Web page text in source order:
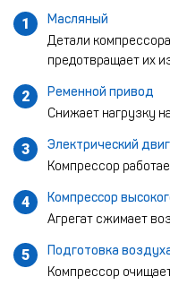
1
Масляный
Детали
предотвращает их
2
Ременной привод
Снижает нагрузку
3
Электрический
Компрессор
4
Компрессор
Агрегат сжимает
5
Подготовка
Компрессор